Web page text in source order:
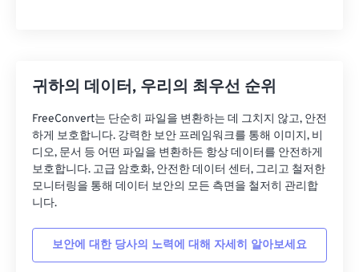
귀하의 데이터, 우리의 최우선 순위
FreeConvert는 단순히 파일을 변환하는 데 그치지 않고, 안전
하게 보호합니다. 강력한 보안 프레임워크를 통해 이미지, 비
디오, 문서 등 어떤 파일을 변환하든 항상 데이터를 안전하게
보호합니다. 고급 암호화, 안전한 데이터 센터, 그리고 철저한
모니터링을 통해 데이터 보안의 모든 측면을 철저히 관리합
니다.
보안에 대한 당사의 노력에 대해 자세히 알아보세요